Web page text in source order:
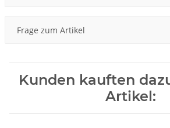
Frage zum Artikel
Kunden kauften
Artikel: